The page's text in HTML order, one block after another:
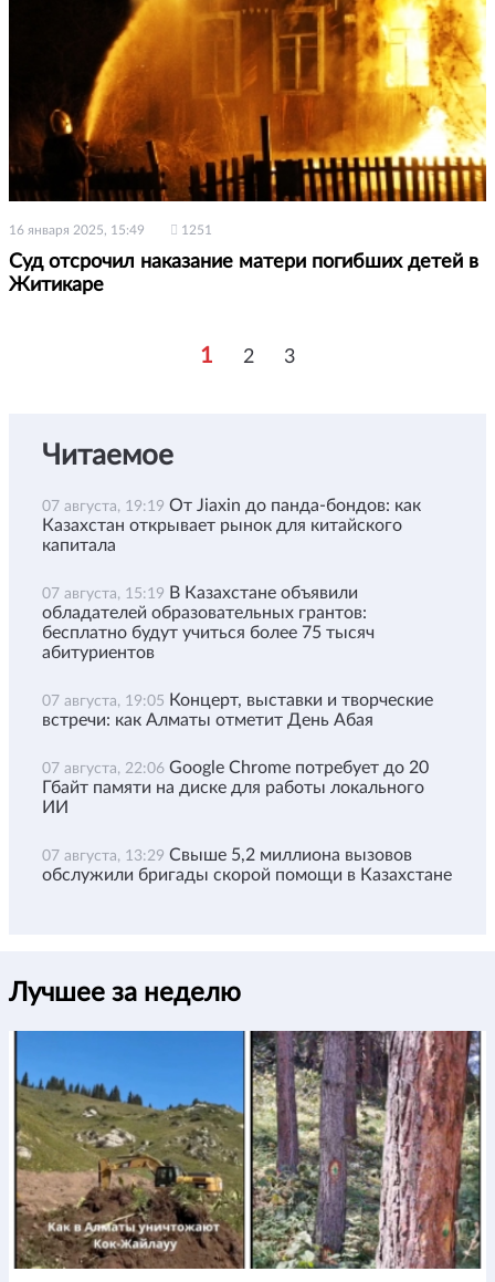
16 января 2025, 15:49 1251
Суд отсрочил наказание матери погибших детей в
Житикаре
1 2 3
Читаемое
07 августа, 19:19 От Jiaxin до панда-бондов: как
Казахстан открывает рынок для китайского
капитала
07 августа, 15:19 В Казахстане объявили
обладателей образовательных грантов:
бесплатно будут учиться более 75 тысяч
абитуриентов
07 августа, 19:05 Концерт, выставки и творческие
встречи: как Алматы отметит День Абая
07 августа, 22:06 Google Chrome потребует до 20
Гбайт памяти на диске для работы локального
ИИ
07 августа, 13:29 Свыше 5,2 миллиона вызовов
обслужили бригады скорой помощи в Казахстане
Лучшее за неделю